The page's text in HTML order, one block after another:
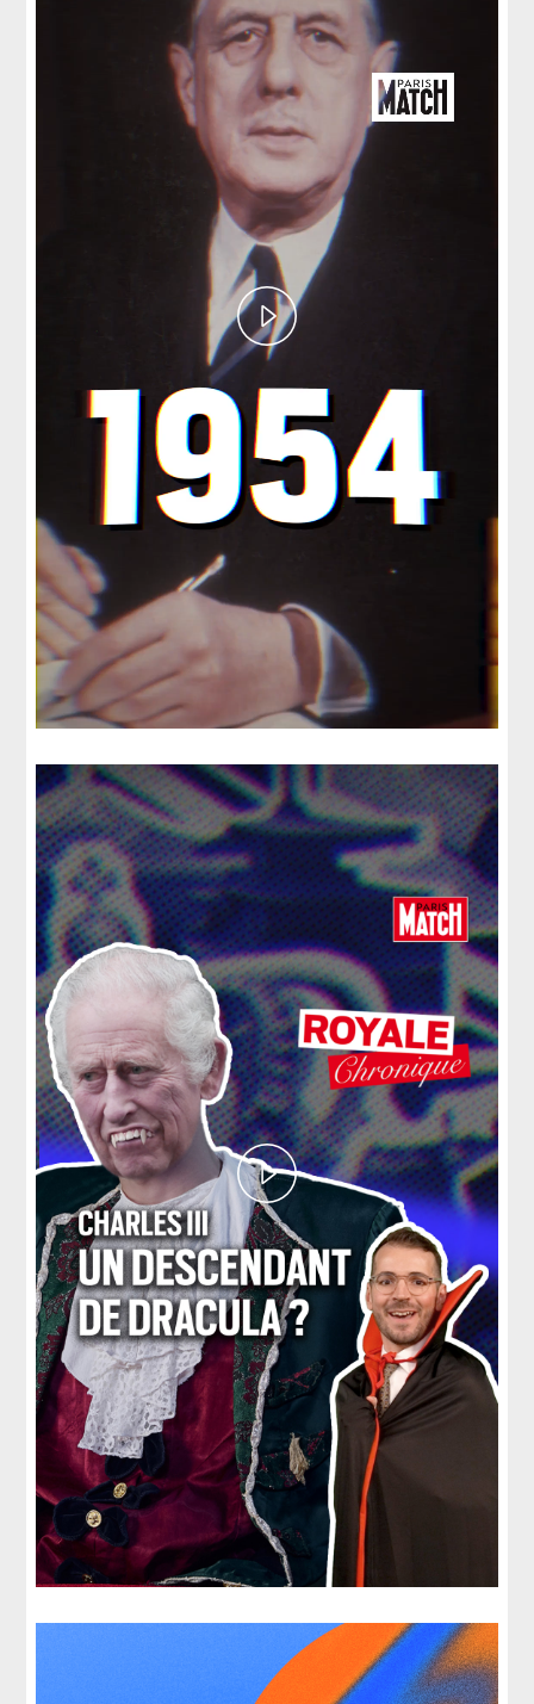
Play
Video
Play
Video